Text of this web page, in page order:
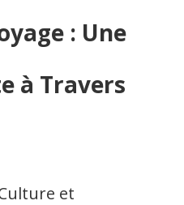
: Une
à Travers
et